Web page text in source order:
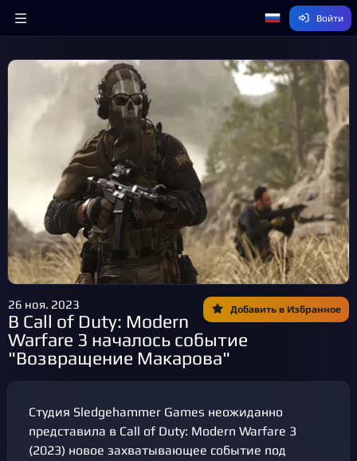
Войти
Добавить в Избранное
26 ноя. 2023
В Call of Duty: Modern
Warfare 3 началось событие
"Возвращение Макарова"
Студия Sledgehammer Games неожиданно
представила в Call of Duty: Modern Warfare 3
(2023) новое захватывающее событие под